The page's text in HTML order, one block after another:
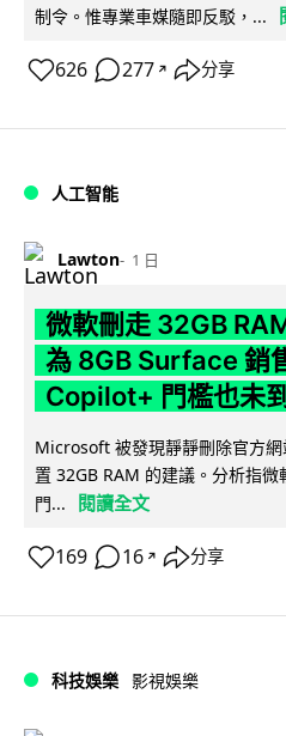
制令。惟專業車媒隨即反駁，...
626 277 ↗ 分享
人工智能
Lawton 1 日
微軟刪走 32GB
為 8GB Surface 銷
Copilot+ 門檻也未到
Microsoft 被發現靜靜刪除官方
置 32GB RAM 的建議。分析指
門...
閱讀全文
169 16 ↗ 分享
科技娛樂 影視娛樂